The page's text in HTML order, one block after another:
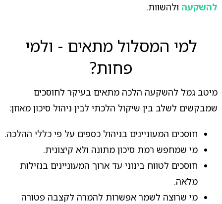
להשקעהולהשוות.
למי המסלול מתאים - ולמי
פחות?
מיטב גמל להשקעה הלכה מתאים בעיקר לחוסכים
שמבקשים לשלב בין שיקול הלכתי לבין ניהול סיכון מאוזן:
חוסכים המעוניינים בניהול כספים על פי כללי ההלכה.
מי שמחפש רמת סיכון מתונה ולא קיצונית.
חוסכים לטווח בינוני עד ארוך המעוניינים בנזילות
מלאה.
מי שרוצה לשמר אפשרות להמרה לקצבה פטורה